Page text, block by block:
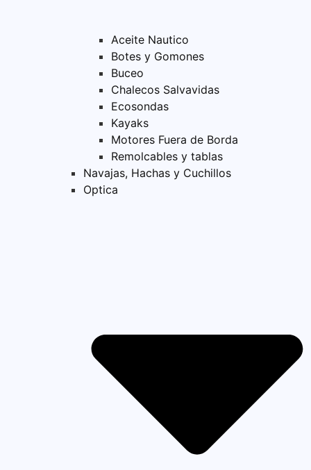
Aceite Nautico
Botes y Gomones
Buceo
Chalecos Salvavidas
Ecosondas
Kayaks
Motores Fuera de Borda
Remolcables y tablas
Navajas, Hachas y Cuchillos
Optica